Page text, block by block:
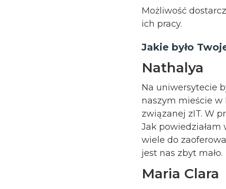
Możliwość
ich pracy.
Jakie było
Nathalya
Na uniwersytecie
naszym mieście w
związanej zIT. W
Jak powiedziałam
wiele do
jest nas zbyt mało.
Maria Clara